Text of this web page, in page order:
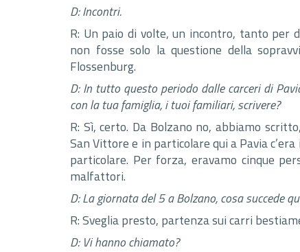
D: Incontri.
R: Un paio di volte, un incontro, tanto per
non fosse solo la questione della
Flossenburg.
D: In tutto questo periodo dalle carceri di
con la tua famiglia, i tuoi familiari, scrivere?
R: Sì, certo. Da Bolzano no, abbiamo
San Vittore e in particolare qui a Pavia
particolare. Per forza, eravamo cinque
malfattori.
D: La giornata del 5 a Bolzano, cosa succede
R: Sveglia presto, partenza sui carri
D: Vi hanno chiamato?